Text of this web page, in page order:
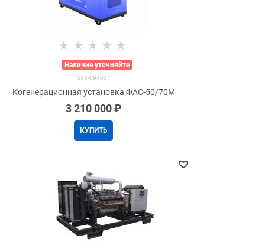
Наличие уточняйте
548-094037
Когенерационная установка ФАС-50/70М
3 210 000 ₽
КУПИТЬ